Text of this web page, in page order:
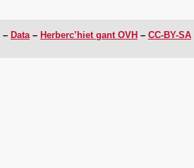
Data Herberc’hiet gant OVH CC-BY-SA